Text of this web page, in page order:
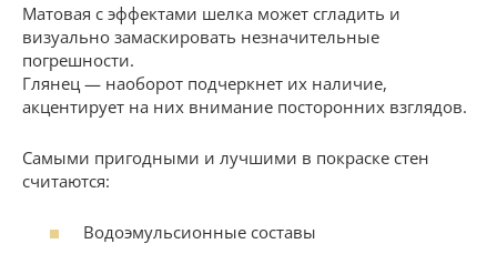
Матовая с эффектами шелка может сгладить и
визуально замаскировать незначительные
погрешности.
Глянец — наоборот подчеркнет их наличие,
акцентирует на них внимание посторонних взглядов.
Самыми пригодными и лучшими в покраске стен
считаются:
Водоэмульсионные составы